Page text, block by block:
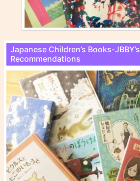
Japanese Children’s Books-JBBY’s
Recommendations